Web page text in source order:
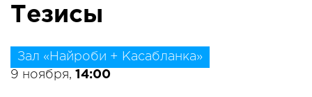
Тезисы
Зал «Найроби + Касабланка»
9 ноября, 14:00